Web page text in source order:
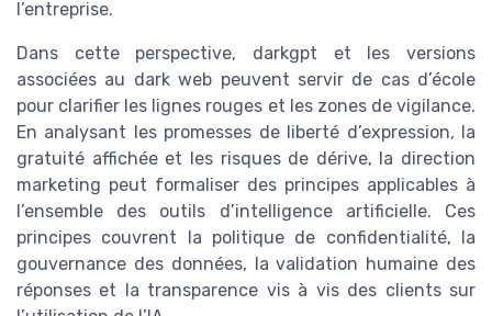
l’entreprise.
Dans cette perspective, darkgpt et les versions
associées au dark web peuvent servir de cas d’école
pour clarifier les lignes rouges et les zones de vigilance.
En analysant les promesses de liberté d’expression, la
gratuité affichée et les risques de dérive, la direction
marketing peut formaliser des principes applicables à
l’ensemble des outils d’intelligence artificielle. Ces
principes couvrent la politique de confidentialité, la
gouvernance des données, la validation humaine des
réponses et la transparence vis à vis des clients sur